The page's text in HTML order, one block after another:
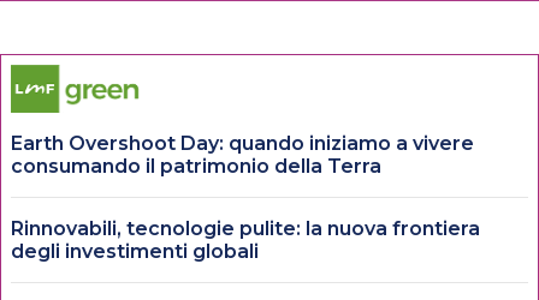
Earth Overshoot Day: quando iniziamo a vivere
consumando il patrimonio della Terra
Rinnovabili, tecnologie pulite: la nuova frontiera
degli investimenti globali